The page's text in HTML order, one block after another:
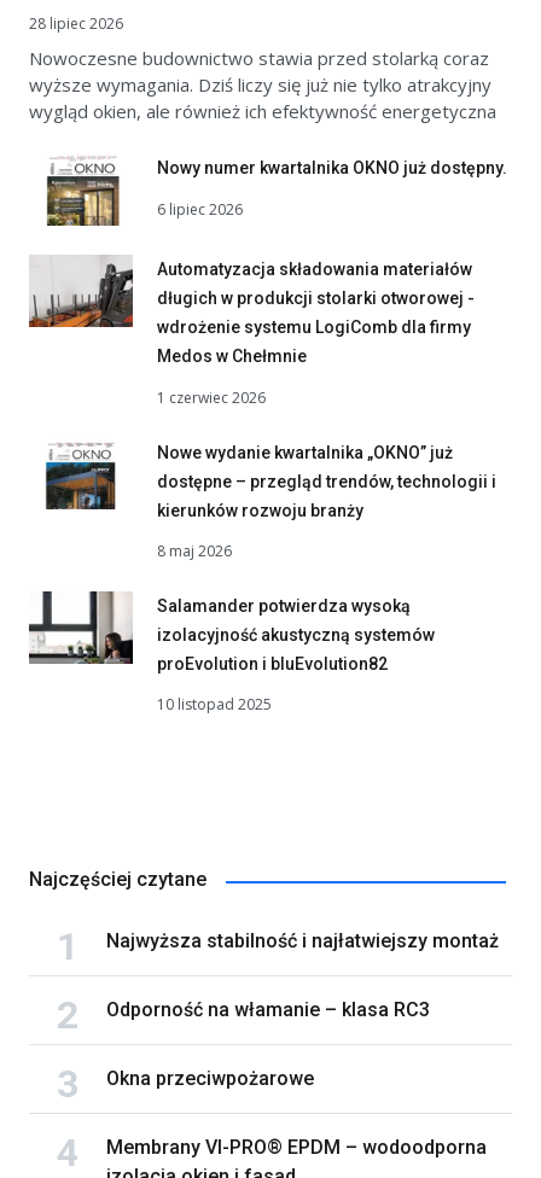
28 lipiec 2026
Nowoczesne budownictwo stawia przed stolarką coraz
wyższe wymagania. Dziś liczy się już nie tylko atrakcyjny
wygląd okien, ale również ich efektywność energetyczna
Nowy numer kwartalnika OKNO już dostępny.
6 lipiec 2026
Automatyzacja składowania materiałów
długich w produkcji stolarki otworowej -
wdrożenie systemu LogiComb dla firmy
Medos w Chełmnie
1 czerwiec 2026
Nowe wydanie kwartalnika „OKNO” już
dostępne – przegląd trendów, technologii i
kierunków rozwoju branży
8 maj 2026
Salamander potwierdza wysoką
izolacyjność akustyczną systemów
proEvolution i bluEvolution82
10 listopad 2025
Najczęściej czytane
Najwyższa stabilność i najłatwiejszy montaż
Odporność na włamanie – klasa RC3
Okna przeciwpożarowe
Membrany VI-PRO® EPDM – wodoodporna